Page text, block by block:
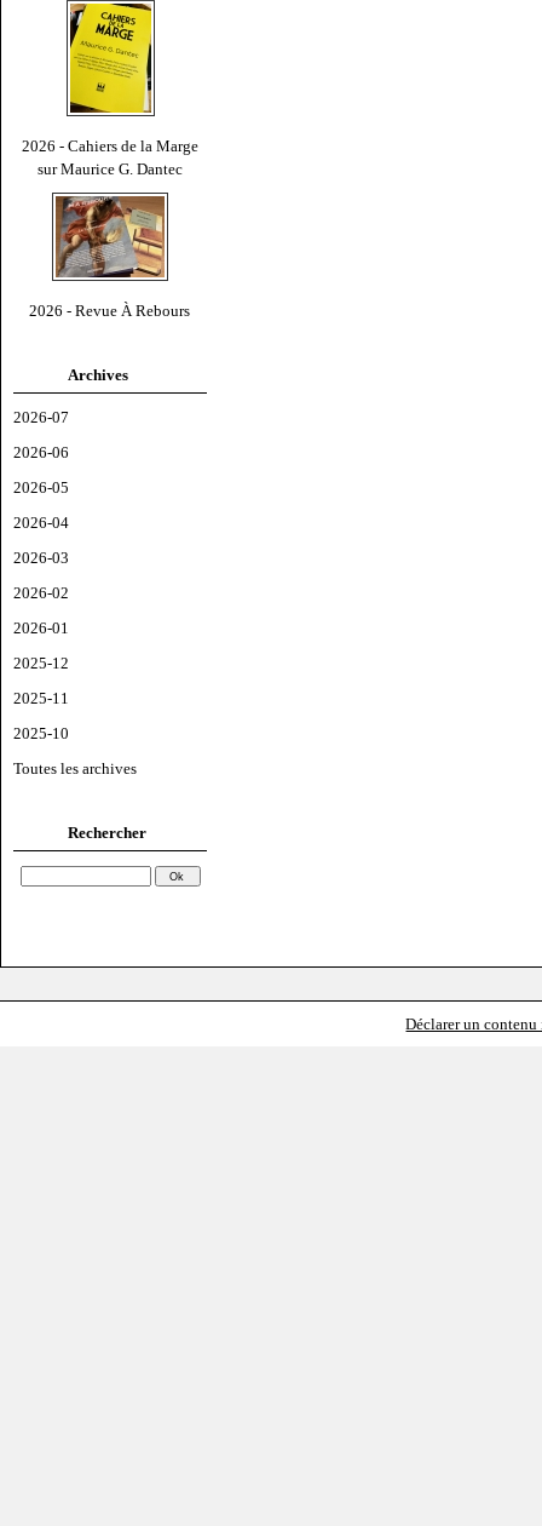
2026 - Cahiers de la Marge
sur Maurice G. Dantec
2026 - Revue À Rebours
Archives
2026-07
2026-06
2026-05
2026-04
2026-03
2026-02
2026-01
2025-12
2025-11
2025-10
Toutes les archives
Rechercher
Déclarer un